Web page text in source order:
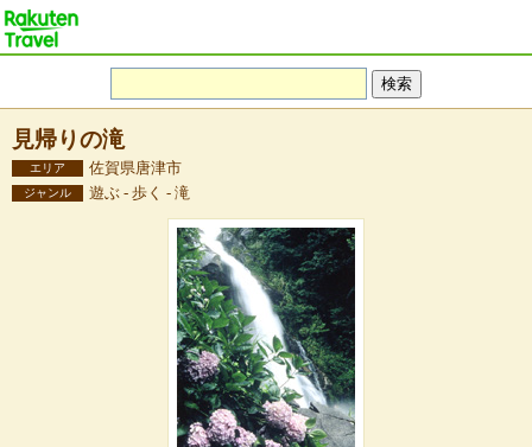
見帰りの滝
エリア 佐賀県唐津市
ジャンル 遊ぶ - 歩く - 滝